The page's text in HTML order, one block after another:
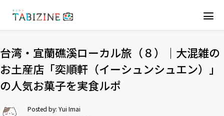
台湾・宜蘭礁溪ローカル旅（８）｜大混雑の
お土産店「奕順軒（イーシュンシュエン）」
の人気お菓子を実食ルポ
Posted by: Yui Imai